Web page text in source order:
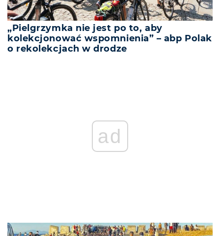
„Pielgrzymka nie jest po to, aby
kolekcjonować wspomnienia” – abp Polak
o rekolekcjach w drodze
ad